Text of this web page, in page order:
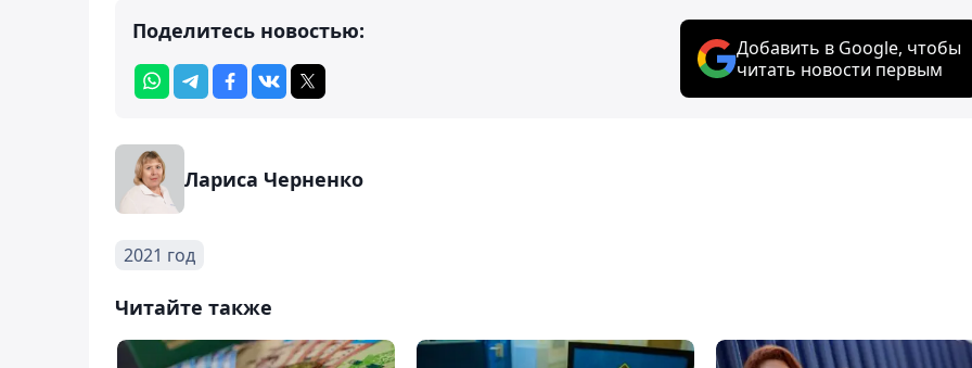
Поделитесь новостью:
Добавить в Google, чтобы
читать новости первым
Лариса Черненко
2021 год
Читайте также